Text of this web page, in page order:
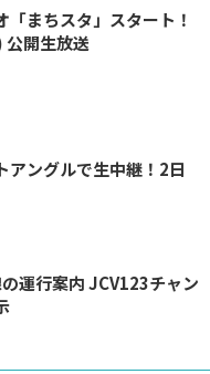
まちスタ」スタート！
開生放送
アングルで生中継！2日
JCV123チャン